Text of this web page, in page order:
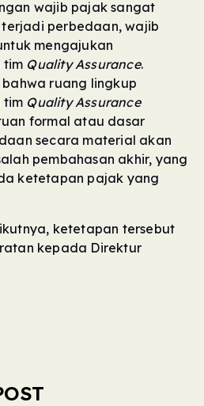
wajib pajak sangat
perbedaan, wajib
mengajukan
tim Quality Assurance.
ruang lingkup
tim Quality Assurance
formal atau dasar
secara material akan
pembahasan akhir, yang
ketetapan pajak yang
ketetapan tersebut
kepada Direktur